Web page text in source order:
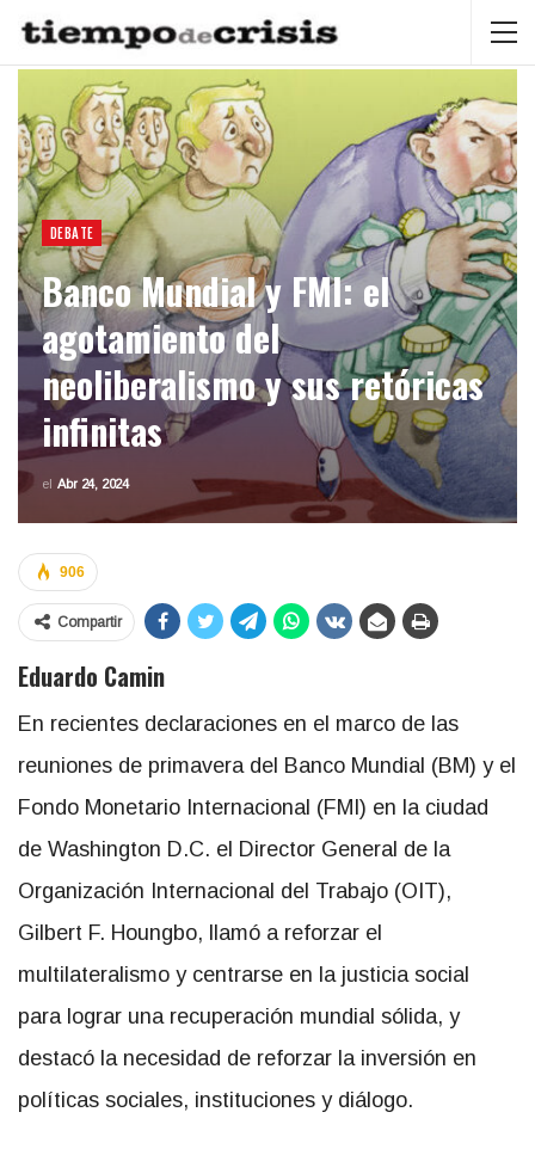
DEBATE
Banco Mundial y FMI: el
agotamiento del
neoliberalismo y sus retóricas
infinitas
el Abr 24, 2024
906
Compartir
Eduardo Camin
En recientes declaraciones en el marco de las
reuniones de primavera del Banco Mundial (BM) y el
Fondo Monetario Internacional (FMI) en la ciudad
de Washington D.C. el Director General de la
Organización Internacional del Trabajo (OIT),
Gilbert F. Houngbo, llamó a reforzar el
multilateralismo y centrarse en la justicia social
para lograr una recuperación mundial sólida, y
destacó la necesidad de reforzar la inversión en
políticas sociales, instituciones y diálogo.